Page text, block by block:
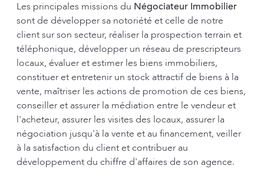
Les principales missions du Négociateur Immobilier
sont de développer sa notoriété et celle de notre
client sur son secteur, réaliser la prospection terrain et
téléphonique, développer un réseau de prescripteurs
locaux, évaluer et estimer les biens immobiliers,
constituer et entretenir un stock attractif de biens à la
vente, maîtriser les actions de promotion de ces biens,
conseiller et assurer la médiation entre le vendeur et
l'acheteur, assurer les visites des locaux, assurer la
négociation jusqu'à la vente et au financement, veiller
à la satisfaction du client et contribuer au
développement du chiffre d'affaires de son agence.